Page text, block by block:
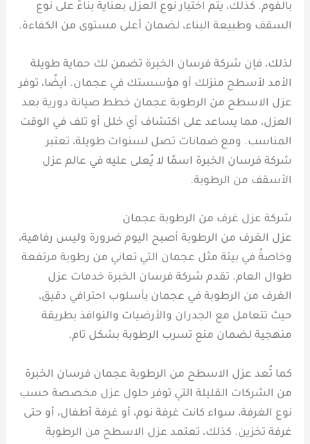
بالفوم. كذلك، يتم اختيار نوع العزل بعناية بناءً على نوع
السقف وطبيعة البناء، لضمان أعلى مستوى من الكفاءة.
لذلك، فإن شركة فرسان الخبرة تضمن لك حماية طويلة
الأمد لأسطح منزلك أو مؤسستك في عجمان. أيضًا، توفر
عزل الاسطح من الرطوبة عجمان خطط صيانة دورية بعد
العزل، مما يساعد على اكتشاف أي خلل أو تلف في الوقت
المناسب. ومع ضمانات تصل لسنوات طويلة، تعتبر
شركة فرسان الخبرة اسمًا لا يُعلى عليه في عالم عزل
الأسقف من الرطوبة.
شركة عزل غرف من الرطوبة عجمان
عزل الغرف من الرطوبة أصبح اليوم ضرورة وليس رفاهية،
وخاصةً في بيئة مثل عجمان التي تعاني من رطوبة مرتفعة
طوال العام. تقدم شركة فرسان الخبرة خدمات عزل
الغرف من الرطوبة في عجمان بأسلوب احترافي دقيق،
حيث تتعامل مع الجدران والأرضيات والنوافذ بطريقة
منهجية لضمان منع تسرب الرطوبة بشكل تام.
كما تُعد عزل الاسطح من الرطوبة عجمان فرسان الخبرة
من الشركات القليلة التي توفر حلول عزل مخصصة حسب
نوع الغرفة، سواء كانت غرفة نوم، أو غرفة أطفال، أو حتى
غرفة تخزين. كذلك، تعتمد عزل الاسطح من الرطوبة